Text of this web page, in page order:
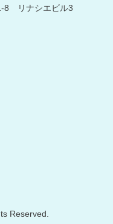
8 リナシエビル3
Reserved.